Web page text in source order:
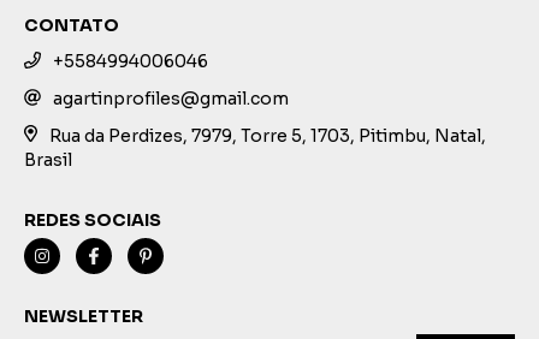
CONTATO
+5584994006046
agartinprofiles@gmail.com
Rua da Perdizes, 7979, Torre 5, 1703, Pitimbu, Natal,
Brasil
REDES SOCIAIS
NEWSLETTER